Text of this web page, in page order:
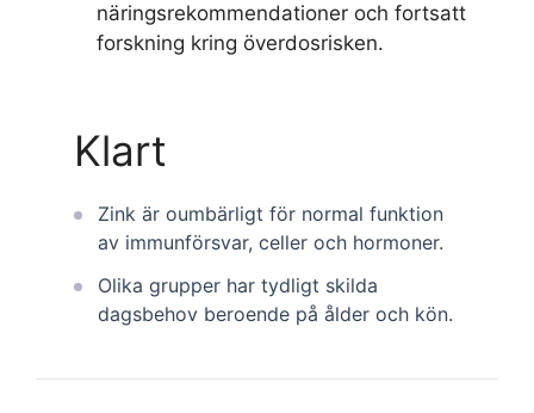
näringsrekommendationer och fortsatt
forskning kring överdosrisken.
Klart
Zink är oumbärligt för normal funktion
av immunförsvar, celler och hormoner.
Olika grupper har tydligt skilda
dagsbehov beroende på ålder och kön.